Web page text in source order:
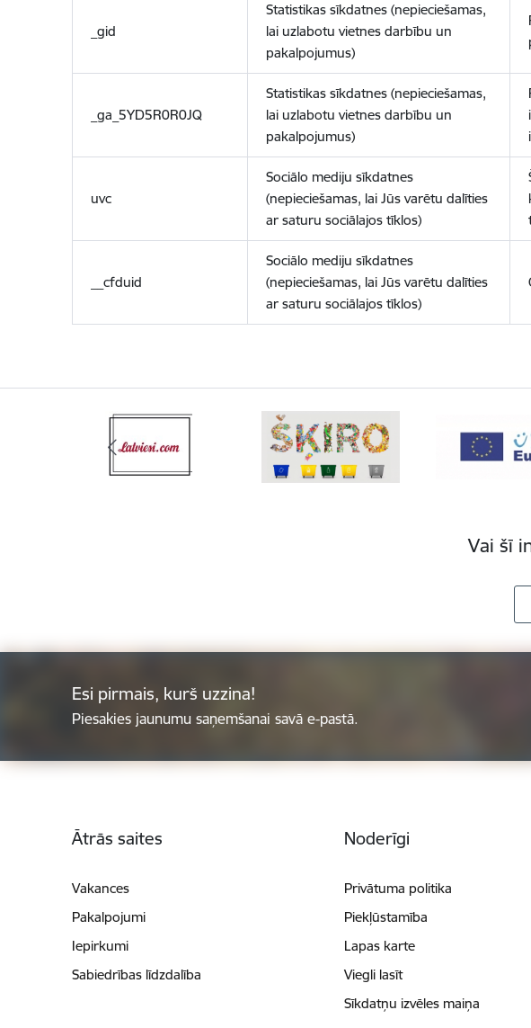
_gid
Statistikas sīkdatnes (nepieciešamas,
lai uzlabotu vietnes darbību un
pakalpojumus)
_ga_5YD5R0R0JQ
Statistikas sīkdatnes (nepieciešamas,
lai uzlabotu vietnes darbību un
pakalpojumus)
uvc
Sociālo mediju sīkdatnes
(nepieciešamas, lai Jūs varētu dalīties
ar saturu sociālajos tīklos)
__cfduid
Sociālo mediju sīkdatnes
(nepieciešamas, lai Jūs varētu dalīties
ar saturu sociālajos tīklos)
Vai šī
Esi pirmais, kurš uzzina!
Piesakies jaunumu saņemšanai savā e-pastā.
Ātrās saites
Vakances
Pakalpojumi
Iepirkumi
Sabiedrības līdzdalība
Noderīgi
Privātuma politika
Piekļūstamība
Lapas karte
Viegli lasīt
Sīkdatņu izvēles maiņa